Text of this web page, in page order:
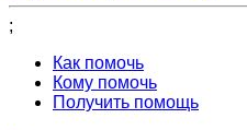
;
Как помочь
Кому помочь
Получить помощь